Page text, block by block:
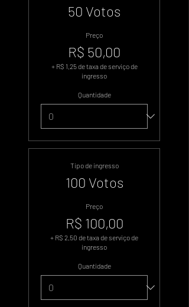
50 Votos
Preço
R$ 50,00
+ R$ 1,25 de taxa de serviço de
ingresso
Quantidade
Tipo de ingresso
100 Votos
Preço
R$ 100,00
+ R$ 2,50 de taxa de serviço de
ingresso
Quantidade